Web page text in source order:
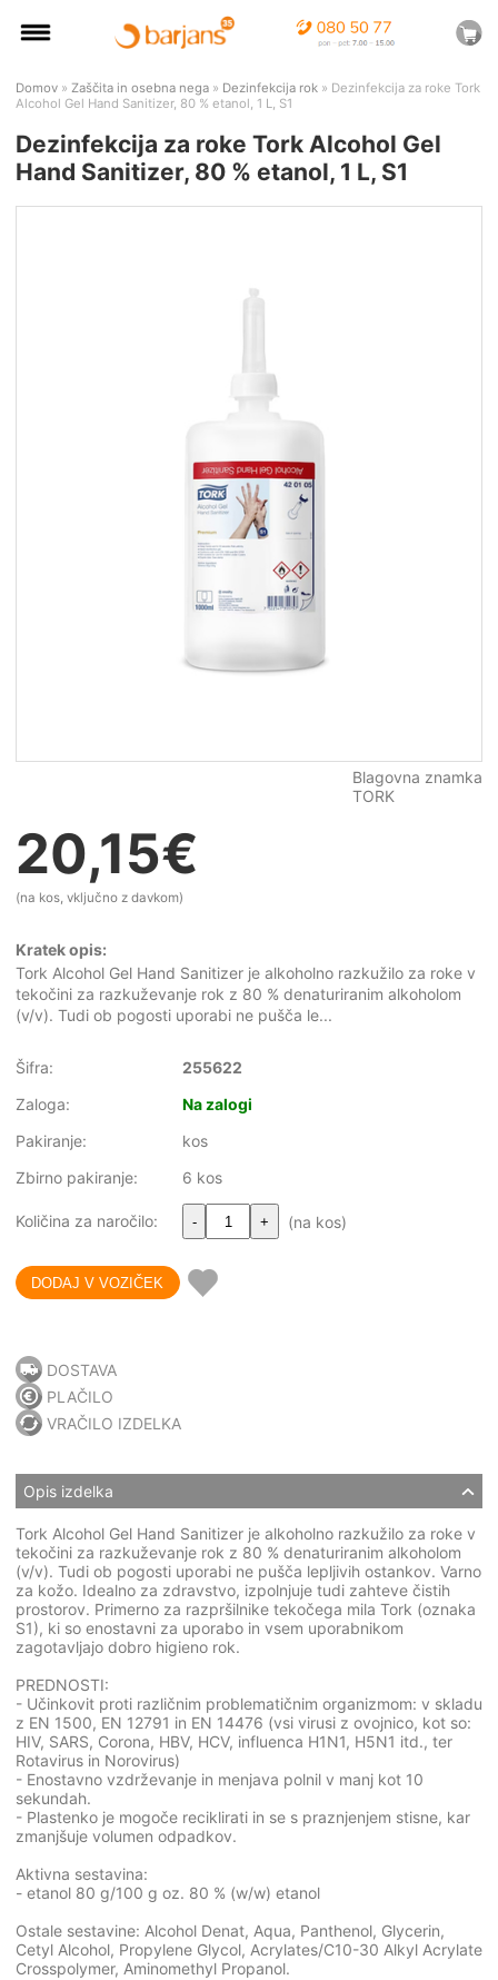
Domov » Zaščita in osebna nega » Dezinfekcija rok » Dezinfekcija za roke Tork
Alcohol Gel Hand Sanitizer, 80 % etanol, 1 L, S1
Dezinfekcija za roke Tork Alcohol Gel
Hand Sanitizer, 80 % etanol, 1 L, S1
Blagovna znamka
TORK
20,15€
(na kos, vključno z davkom)
Kratek opis:
Tork Alcohol Gel Hand Sanitizer je alkoholno razkužilo za roke v
tekočini za razkuževanje rok z 80 % denaturiranim alkoholom
(v/v). Tudi ob pogosti uporabi ne pušča le...
Šifra:
255622
Zaloga:
Na zalogi
Pakiranje:
kos
Zbirno pakiranje:
6 kos
Količina za naročilo: - + (na kos)
DOSTAVA
PLAČILO
VRAČILO IZDELKA
Opis izdelka
Tork Alcohol Gel Hand Sanitizer je alkoholno razkužilo za roke v
tekočini za razkuževanje rok z 80 % denaturiranim alkoholom
(v/v). Tudi ob pogosti uporabi ne pušča lepljivih ostankov. Varno
za kožo. Idealno za zdravstvo, izpolnjuje tudi zahteve čistih
prostorov. Primerno za razpršilnike tekočega mila Tork (oznaka
S1), ki so enostavni za uporabo in vsem uporabnikom
zagotavljajo dobro higieno rok.
PREDNOSTI:
- Učinkovit proti različnim problematičnim organizmom: v skladu
z EN 1500, EN 12791 in EN 14476 (vsi virusi z ovojnico, kot so:
HIV, SARS, Corona, HBV, HCV, influenca H1N1, H5N1 itd., ter
Rotavirus in Norovirus)
- Enostavno vzdrževanje in menjava polnil v manj kot 10
sekundah.
- Plastenko je mogoče reciklirati in se s praznjenjem stisne, kar
zmanjšuje volumen odpadkov.
Aktivna sestavina:
- etanol 80 g/100 g oz. 80 % (w/w) etanol
Ostale sestavine: Alcohol Denat, Aqua, Panthenol, Glycerin,
Cetyl Alcohol, Propylene Glycol, Acrylates/C10-30 Alkyl Acrylate
Crosspolymer, Aminomethyl Propanol.